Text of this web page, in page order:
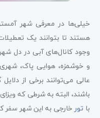
خیلی‌ها در معرفی شهر
هستند تا بتوانند یک
وجود کانال‌های آبی در دل
و خوشمزه، هوایی پاک،
عالی می‌توانند برخی از
باشند، البته به شرطی که
با تورخارجی به این شهر سفر